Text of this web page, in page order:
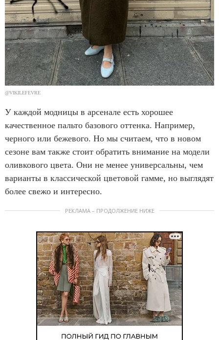
@VIKILEFEVRE
У каждой модницы в арсенале есть хорошее
качественное пальто базового оттенка. Например,
черного или бежевого. Но мы считаем, что в новом
сезоне вам также стоит обратить внимание на модели
оливкового цвета. Они не менее универсальны, чем
варианты в классической цветовой гамме, но выглядят
более свежо и интересно.
РЕКЛАМА – ПРОДОЛЖЕНИЕ НИЖЕ